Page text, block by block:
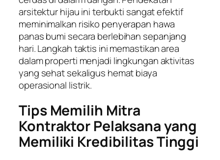
arsitektur hijau ini terbukti sangat efektif
meminimalkan risiko penyerapan hawa
panas bumi secara berlebihan sepanjang
hari. Langkah taktis ini memastikan area
dalam properti menjadi lingkungan aktivitas
yang sehat sekaligus hemat biaya
operasional listrik.
Tips Memilih Mitra
Kontraktor Pelaksana yang
Memiliki Kredibilitas Tinggi